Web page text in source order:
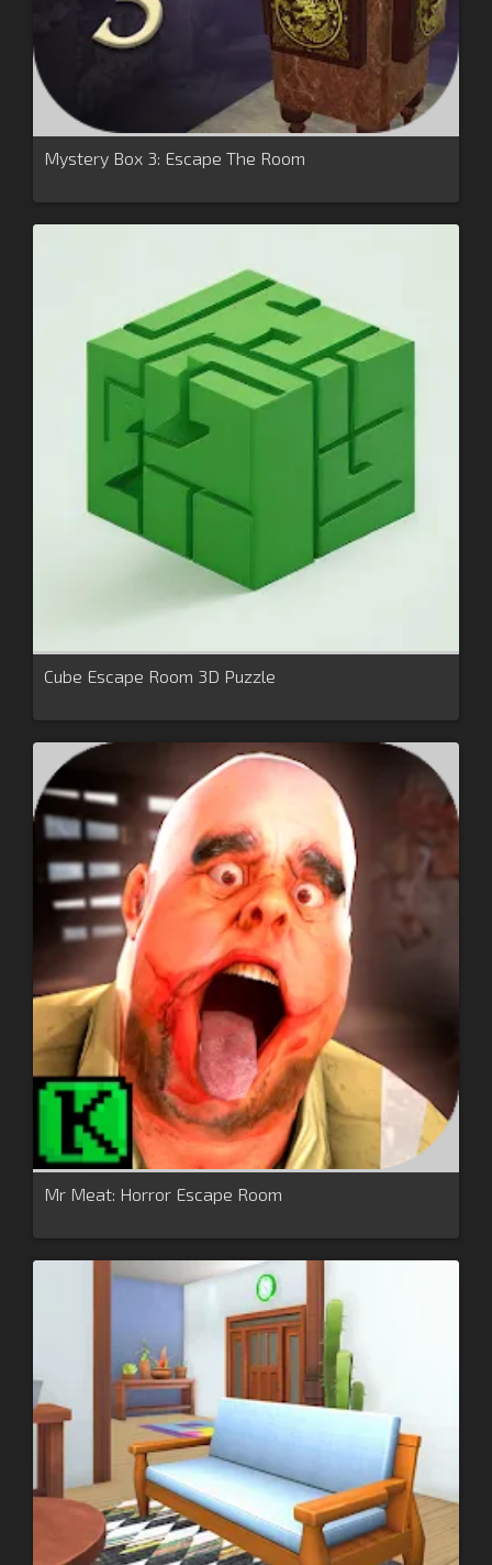
Mystery Box 3: Escape The Room
Cube Escape Room 3D Puzzle
Mr Meat: Horror Escape Room